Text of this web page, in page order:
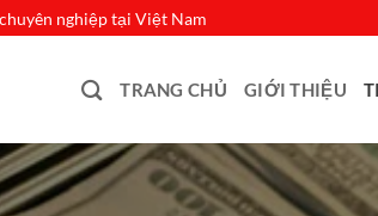
nghiệp tại Việt Nam
TRANG CHỦ GIỚI THIỆU